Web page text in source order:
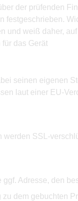
der prüfenden
festgeschrieben.
weiß daher,
das Gerät
seinen eigenen
laut einer EU-
SSL-
Adresse, den
dem gebuchten